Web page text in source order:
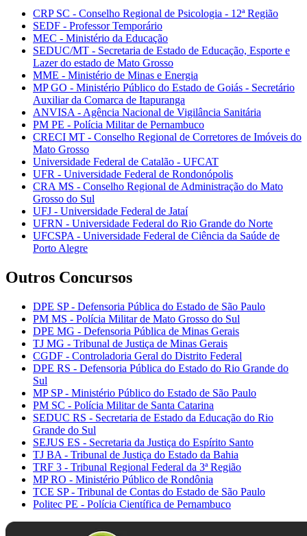
CRP SC - Conselho Regional de Psicologia - 12ª Região
SEDF - Professor Temporário
MEC - Ministério da Educação
SEDUC/MT - Secretaria de Estado de Educação, Esporte e
Lazer do estado de Mato Grosso
MME - Ministério de Minas e Energia
MP GO - Ministério Público do Estado de Goiás - Secretário
Auxiliar da Comarca de Itapuranga
ANVISA - Agência Nacional de Vigilância Sanitária
PM PE - Polícia Militar de Pernambuco
CRECI MT - Conselho Regional de Corretores de Imóveis do
Mato Grosso
Universidade Federal de Catalão - UFCAT
UFR - Universidade Federal de Rondonópolis
CRA MS - Conselho Regional de Administração do Mato
Grosso do Sul
UFJ - Universidade Federal de Jataí
UFRN - Universidade Federal do Rio Grande do Norte
UFCSPA - Universidade Federal de Ciência da Saúde de
Porto Alegre
Outros Concursos
DPE SP - Defensoria Pública do Estado de São Paulo
PM MS - Polícia Militar de Mato Grosso do Sul
DPE MG - Defensoria Pública de Minas Gerais
TJ MG - Tribunal de Justiça de Minas Gerais
CGDF - Controladoria Geral do Distrito Federal
DPE RS - Defensoria Pública do Estado do Rio Grande do
Sul
MP SP - Ministério Público do Estado de São Paulo
PM SC - Polícia Militar de Santa Catarina
SEDUC RS - Secretaria de Estado da Educação do Rio
Grande do Sul
SEJUS ES - Secretaria da Justiça do Espírito Santo
TJ BA - Tribunal de Justiça do Estado da Bahia
TRF 3 - Tribunal Regional Federal da 3ª Região
MP RO - Ministério Público de Rondônia
TCE SP - Tribunal de Contas do Estado de São Paulo
Politec PE - Polícia Científica de Pernambuco